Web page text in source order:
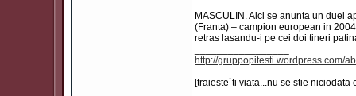
MASCULIN. Aici se anunta un duel
(Franta) – campion european in
retras lasandu-i pe cei doi tineri
http://gruppopitesti.wordpress.com/
[traieste`ti viata...nu se stie niciodata